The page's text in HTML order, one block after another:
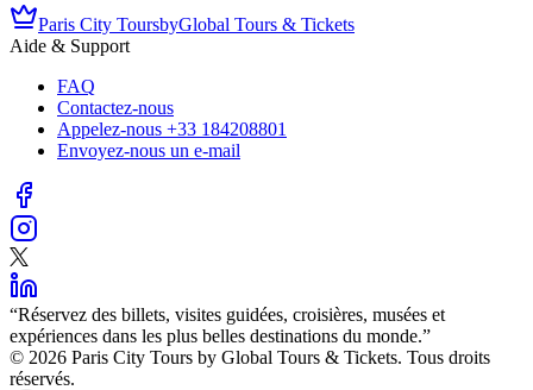
Paris City ToursbyGlobal Tours & Tickets
Aide & Support
FAQ
Contactez-nous
Appelez-nous +33 184208801
Envoyez-nous un e-mail
“Réservez des billets, visites guidées, croisières, musées et
expériences dans les plus belles destinations du monde.”
©️ 2026 Paris City Tours by Global Tours & Tickets. Tous droits
réservés.